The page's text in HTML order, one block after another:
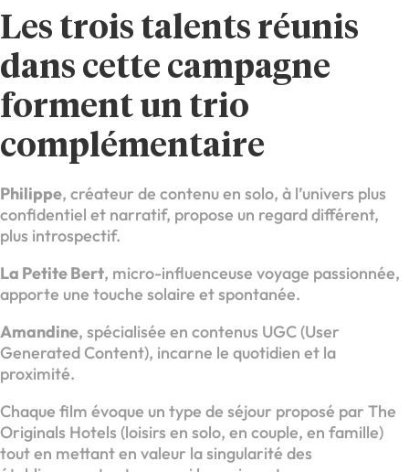
Les trois talents réunis
dans cette campagne
forment un trio
complémentaire
Philippe, créateur de contenu en solo, à l’univers plus
confidentiel et narratif, propose un regard différent,
plus introspectif.
La Petite Bert, micro-influenceuse voyage passionnée,
apporte une touche solaire et spontanée.
Amandine, spécialisée en contenus UGC (User
Generated Content), incarne le quotidien et la
proximité.
Chaque film évoque un type de séjour proposé par The
Originals Hotels (loisirs en solo, en couple, en famille)
tout en mettant en valeur la singularité des